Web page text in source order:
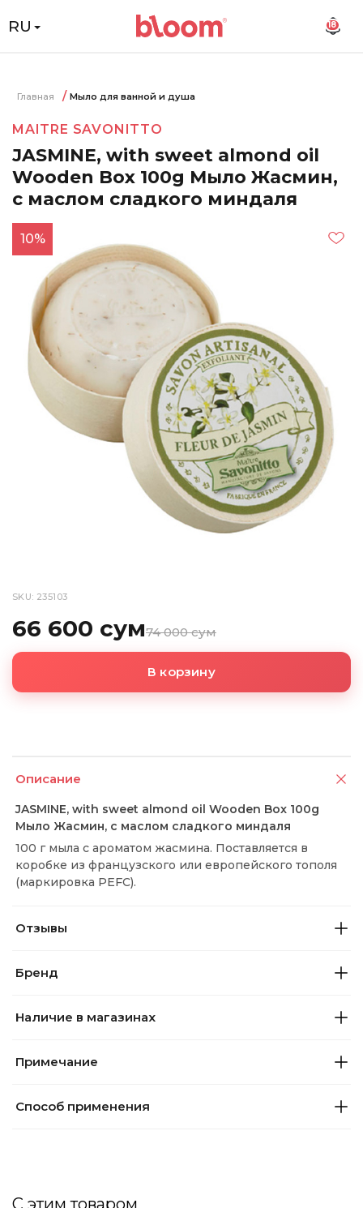
RU 18
Главная Мыло для ванной и душа
MAITRE SAVONITTO
JASMINE, with sweet almond oil
Wooden Box 100g Мыло Жасмин,
с маслом сладкого миндаля
10%
SKU: 235103
66 600 сум74 000 сум
В корзину
Описание
JASMINE, with sweet almond oil Wooden Box 100g
Мыло Жасмин, с маслом сладкого миндаля
100 г мыла с ароматом жасмина. Поставляется в
коробке из французского или европейского тополя
(маркировка PEFC).
Отзывы
Бренд
Наличие в магазинах
Примечание
Способ применения
С этим товаром